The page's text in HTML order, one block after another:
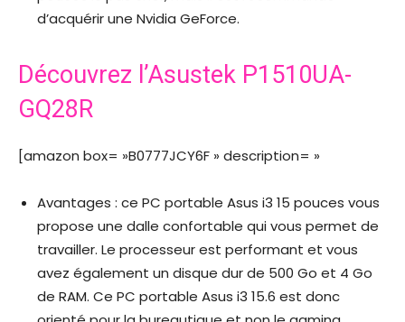
d’acquérir une Nvidia GeForce.
Découvrez l’Asustek P1510UA-
GQ28R
[amazon box= »B0777JCY6F » description= »
Avantages : ce PC portable Asus i3 15 pouces vous
propose une dalle confortable qui vous permet de
travailler. Le processeur est performant et vous
avez également un disque dur de 500 Go et 4 Go
de RAM. Ce PC portable Asus i3 15.6 est donc